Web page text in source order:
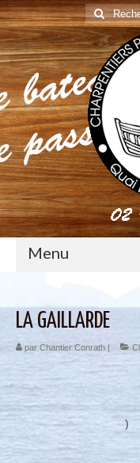
:
Menu
Restauration de
Nous contacter
Actualités
LA GAILLARDE
par Chantier Conrath |
)